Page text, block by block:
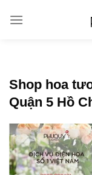
Shop hoa
Quận 5 Hồ